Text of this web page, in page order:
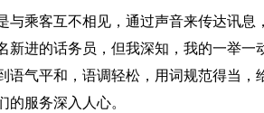
与乘客互不相见，通过声音来传达讯息
新进的话务员，但我深知，我的一举一
语气平和，语调轻松，用词规范得当，
服务深入人心。